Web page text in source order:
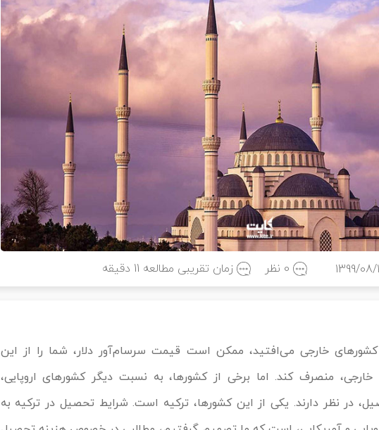
1399/08/ 0 نظر زمان تقریبی مطالعه 11 دقیقه
خارجی می‌افتید، ممکن است قیمت سرسام‌آور دلار، شما را از این
منصرف کند. اما برخی از کشورها، به نسبت دیگر کشورهای اروپایی،
در نظر دارند. یکی از این کشورها، ترکیه است. شرایط تحصیل در ترکیه به